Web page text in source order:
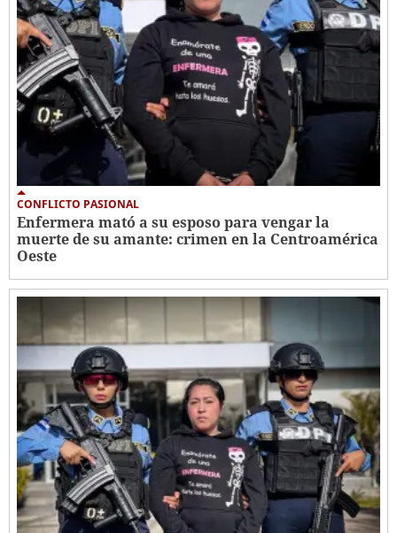
CONFLICTO PASIONAL
Enfermera mató a su esposo para vengar la
muerte de su amante: crimen en la Centroamérica
Oeste